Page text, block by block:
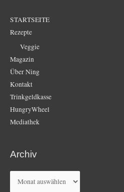
STARTSEITE
Rezepte
Veggie
Magazin
Über Ning
Kontakt
Trinkgeldkasse
HungryWheel
Mediathek
Archiv